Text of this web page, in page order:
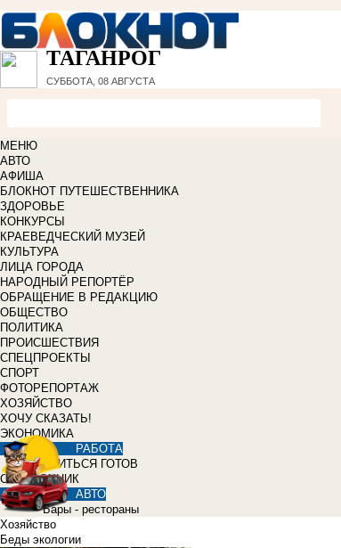
ТАГАНРОГ
СУББОТА, 08 АВГУСТА
МЕНЮ
АВТО
АФИША
БЛОКНОТ ПУТЕШЕСТВЕННИКА
ЗДОРОВЬЕ
КОНКУРСЫ
КРАЕВЕДЧЕСКИЙ МУЗЕЙ
КУЛЬТУРА
ЛИЦА ГОРОДА
НАРОДНЫЙ РЕПОРТЁР
ОБРАЩЕНИЕ В РЕДАКЦИЮ
ОБЩЕСТВО
ПОЛИТИКА
ПРОИСШЕСТВИЯ
СПЕЦПРОЕКТЫ
СПОРТ
ФОТОРЕПОРТАЖ
ХОЗЯЙСТВО
ХОЧУ СКАЗАТЬ!
ЭКОНОМИКА
РАБОТА
УЧИТЬСЯ ГОТОВ
СПРАВОЧНИК
АВТО
Бары - рестораны
Хозяйство
Беды экологии